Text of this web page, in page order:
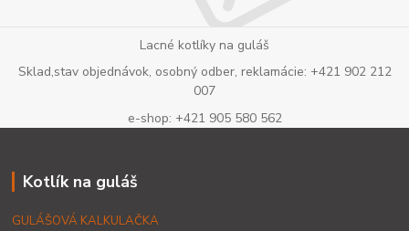
Lacné kotlíky na guláš
Sklad,stav objednávok, osobný odber, reklamácie: +421 902 212
007
e-shop: +421 905 580 562
Kotlík na guláš
GULÁŠOVÁ KALKULAČKA